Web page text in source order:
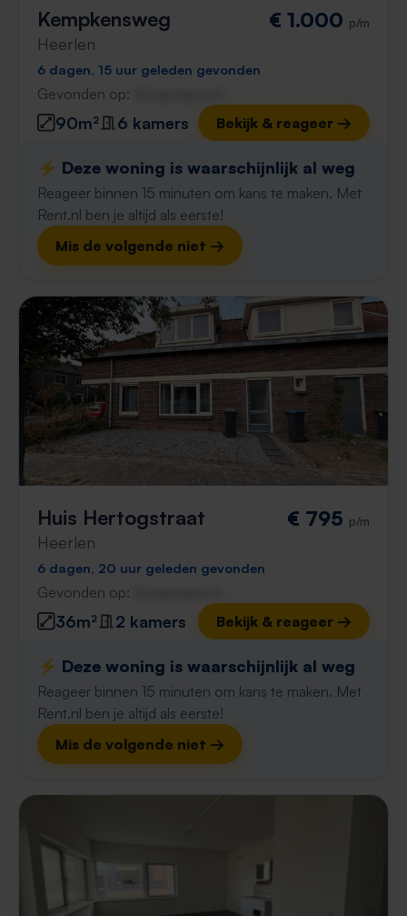
Kempkensweg
Heerlen
€ 1.000 p/m
6 dagen, 15 uur geleden gevonden
Gevonden op:
90m² 6 kamers Bekijk & reageer →
⚡️ Deze woning is waarschijnlijk al weg
Reageer binnen 15 minuten om kans te maken. Met
Rent.nl ben je altijd als eerste!
Mis de volgende niet →
Huis Hertogstraat
Heerlen
€ 795 p/m
6 dagen, 20 uur geleden gevonden
Gevonden op:
36m² 2 kamers Bekijk & reageer →
⚡️ Deze woning is waarschijnlijk al weg
Reageer binnen 15 minuten om kans te maken. Met
Rent.nl ben je altijd als eerste!
Mis de volgende niet →